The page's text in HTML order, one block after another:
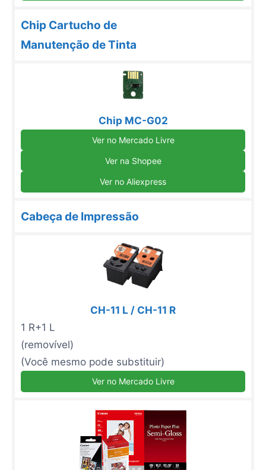
Chip Cartucho de
Manutenção de Tinta
Chip MC-G02
Ver no Mercado Livre
Ver na Shopee
Ver no Aliexpress
Cabeça de Impressão
CH-11 L / CH-11 R
1 R+1 L
(removível)
(Você mesmo pode substituir)
Ver no Mercado Livre